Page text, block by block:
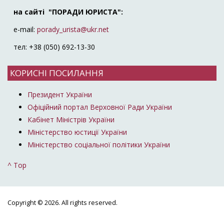
на сайті "ПОРАДИ ЮРИСТА":
e-mail: porady_urista@ukr.net
тел: +38 (050) 692-13-30
КОРИСНІ ПОСИЛАННЯ
Президент України
Офіційний портал Верховної Ради України
Кабінет Міністрів України
Міністерство юстиції України
Міністерство соціальної політики України
^ Top
Copyright © 2026. All rights reserved.